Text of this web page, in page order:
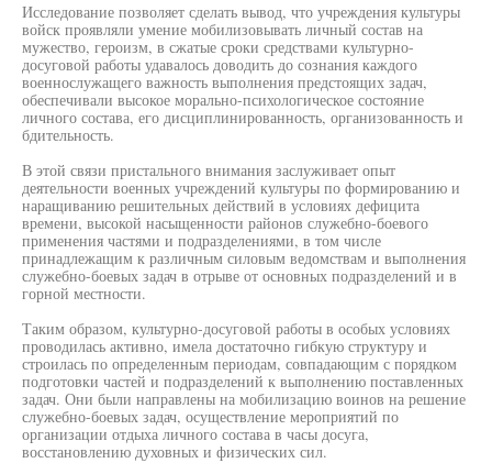
Исследование позволяет сделать вывод, что учреждения культуры
войск проявляли умение мобилизовывать личный состав на
мужество, героизм, в сжатые сроки средствами культурно-
досуговой работы удавалось доводить до сознания каждого
военнослужащего важность выполнения предстоящих задач,
обеспечивали высокое морально-психологическое состояние
личного состава, его дисциплинированность, организованность и
бдительность.
В этой связи пристального внимания заслуживает опыт
деятельности военных учреждений культуры по формированию и
наращиванию решительных действий в условиях дефицита
времени, высокой насыщенности районов служебно-боевого
применения частями и подразделениями, в том числе
принадлежащим к различным силовым ведомствам и выполнения
служебно-боевых задач в отрыве от основных подразделений и в
горной местности.
Таким образом, культурно-досуговой работы в особых условиях
проводилась активно, имела достаточно гибкую структуру и
строилась по определенным периодам, совпадающим с порядком
подготовки частей и подразделений к выполнению поставленных
задач. Они были направлены на мобилизацию воинов на решение
служебно-боевых задач, осуществление мероприятий по
организации отдыха личного состава в часы досуга,
восстановлению духовных и физических сил.